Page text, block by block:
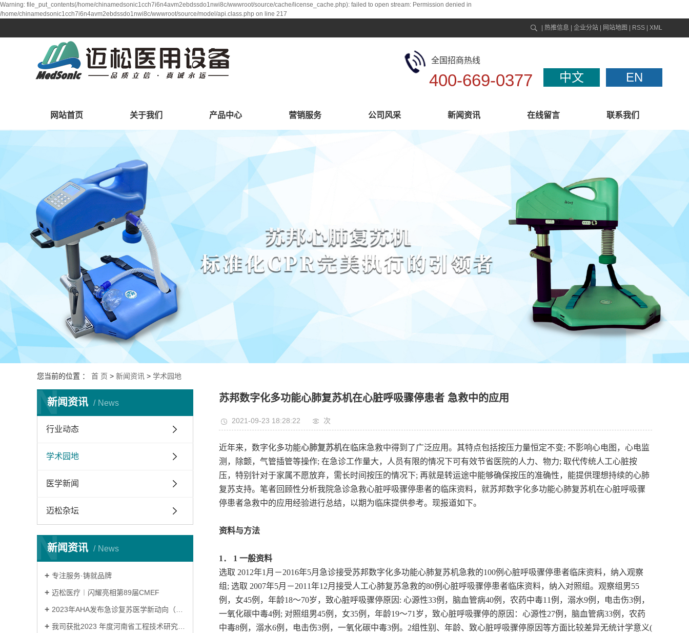
Warning: file_put_contents(/home/chinamedsonic1cch7i6n4avm2ebdssdo1nwi8c/wwwroot/source/cache/license_cache.php): failed to open stream: Permission denied in
/home/chinamedsonic1cch7i6n4avm2ebdssdo1nwi8c/wwwroot/source/model/api.class.php on line 217
热推信息 企业分站 网站地图 RSS XML
全国招商热线
400-669-0377 中文 EN
网站首页 关于我们
研发中心
产品中心
生命支持系列
诊断系列
营销服务 公司风采 新闻资讯 在线留言 联系我们
联系我们
您当前的位置 ： 首 页 > 新闻资讯 > 学术园地
新闻资讯 News
N
行业动态
学术园地
医学新闻
迈松杂坛
新闻资讯 News
N
专注服务·铸就品牌
迈松医疗︱闪耀亮相第89届CMEF
2023年AHA发布急诊复苏医学新动向（一）
我司获批2023 年度河南省工程技术研究中心
苏邦数字化多功能心肺复苏机在心脏呼吸骤停患者 急救中的应用
2021-09-23 18:28:22 次
近年来，数字化多功能心肺复苏机在临床急救中得到了广泛应用。其特点包括按压力量恒定不变; 不影响心电图，心电监
测，除颤，气管插管等操作; 在急诊工作量大，人员有限的情况下可有效节省医院的人力、物力; 取代传统人工心脏按
压，特别针对于家属不愿放弃，需长时间按压的情况下; 再就是转运途中能够确保按压的准确性，能提供理想持续的心肺
复苏支持。笔者回顾性分析我院急诊急救心脏呼吸骤停患者的临床资料，就苏邦数字化多功能心肺复苏机在心脏呼吸骤
停患者急救中的应用经验进行总结，以期为临床提供参考。现报道如下。
资料与方法
1． 1 一般资料
选取 2012年1 月－2016年5月急诊接受苏邦数字化多功能心肺复苏机急救的100例心脏呼吸骤停患者临床资料，纳入观察
组 ; 选取 2007年5月－2011年12月接受人工心肺复苏急救的80例心脏呼吸骤停患者临床资料，纳入对照组。观察组男55
例， 女45例 ， 年龄18～70岁 ，致心脏呼吸骤停原因 : 心源性33例 ，脑血管病40例，农药中毒11例，溺水9例 ， 电击伤3例，
一氧化碳中毒4例; 对照组男45例，女35例，年龄19～71岁 ， 致心脏呼吸骤停的原因 ： 心源性27例 ， 脑血管病33例，农药
中毒8例，溺水6例，电击伤3例，一氧化碳中毒3例。2组性别、年龄、致心脏呼吸骤停原因等方面比较差异无统计学意义(